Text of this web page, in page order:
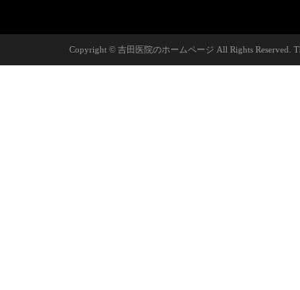
Copyright © 吉田医院のホームページ All Rights Reserved.